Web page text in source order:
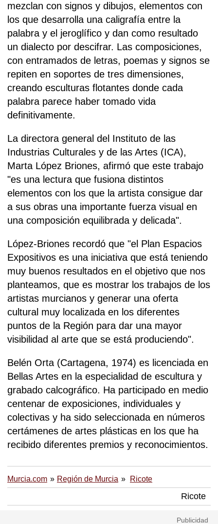
mezclan con signos y dibujos, elementos con
los que desarrolla una caligrafía entre la
palabra y el jeroglífico y dan como resultado
un dialecto por descifrar. Las composiciones,
con entramados de letras, poemas y signos se
repiten en soportes de tres dimensiones,
creando esculturas flotantes donde cada
palabra parece haber tomado vida
definitivamente.
La directora general del Instituto de las
Industrias Culturales y de las Artes (ICA),
Marta López Briones, afirmó que este trabajo
"es una lectura que fusiona distintos
elementos con los que la artista consigue dar
a sus obras una importante fuerza visual en
una composición equilibrada y delicada".
López-Briones recordó que "el Plan Espacios
Expositivos es una iniciativa que está teniendo
muy buenos resultados en el objetivo que nos
planteamos, que es mostrar los trabajos de los
artistas murcianos y generar una oferta
cultural muy localizada en los diferentes
puntos de la Región para dar una mayor
visibilidad al arte que se está produciendo".
Belén Orta (Cartagena, 1974) es licenciada en
Bellas Artes en la especialidad de escultura y
grabado calcográfico. Ha participado en medio
centenar de exposiciones, individuales y
colectivas y ha sido seleccionada en números
certámenes de artes plásticas en los que ha
recibido diferentes premios y reconocimientos.
Murcia.com Región de Murcia Ricote
Ricote